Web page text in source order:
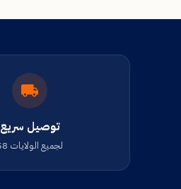
توصيل سريع
لجميع الولايات 58